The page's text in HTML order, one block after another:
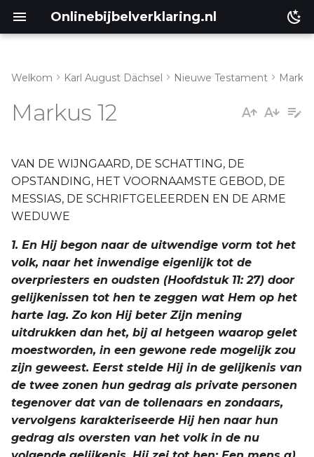
Onlinebijbelverklaring.nl
Éxodus
Leviticus
Ruth
Prediker
Joël
Jona
Hábakuk
Welkom Karl August Dächsel Nieuwe Testament Markus
Markus 12
VAN DE WIJNGAARD, DE SCHATTING, DE
OPSTANDING, HET VOORNAAMSTE GEBOD, DE
MESSIAS, DE SCHRIFTGELEERDEN EN DE ARME
WEDUWE
1. En Hij begon naar de uitwendige vorm tot het
volk, naar het inwendige eigenlijk tot de
overpriesters en oudsten (Hoofdstuk 11: 27) door
gelijkenissen tot hen te zeggen wat Hem op het
harte lag. Zo kon Hij beter Zijn mening
uitdrukken dan het, bij al hetgeen waarop gelet
moestworden, in een gewone rede mogelijk zou
zijn geweest. Eerst stelde Hij in de gelijkenis van
de twee zonen hun gedrag als private personen
tegenover dat van de tollenaars en zondaars,
vervolgens karakteriseerde Hij hen naar hun
gedrag als oversten van het volk in de nu